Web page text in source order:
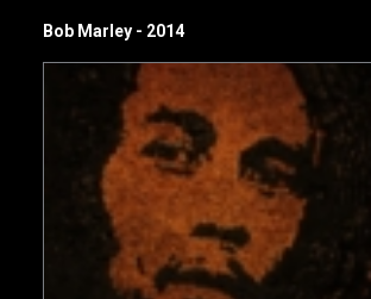
Bob Marley - 2014